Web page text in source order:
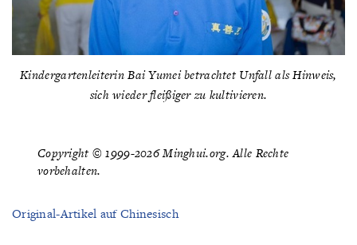
Kindergartenleiterin Bai Yumei betrachtet Unfall als Hinweis,
sich wieder fleißiger zu kultivieren.
Copyright © 1999-2026 Minghui.org. Alle Rechte
vorbehalten.
Original-Artikel auf Chinesisch